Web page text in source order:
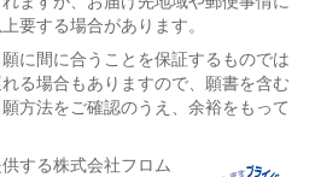
要する場合があります。
に間に合うことを保証するものでは
る場合もありますので、願書を含む
方法をご確認のうえ、余裕をもって
する株式会社フロム